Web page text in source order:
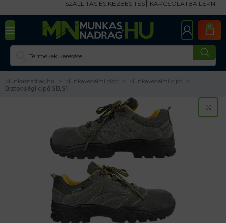
SZÁLLÍTÁS ÉS KÉZBESÍTÉS KAPCSOLATBA LÉPNI
0
Munkasnadrag.hu Munkavédelmi cipő
Munkavédelmi cipő
Biztonsági cipő SB,S1